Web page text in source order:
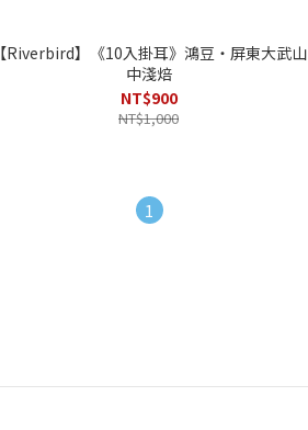
【Riverbird】《10入掛耳》鴻豆・屏東大武山
中淺焙
NT$900
NT$1,000
1